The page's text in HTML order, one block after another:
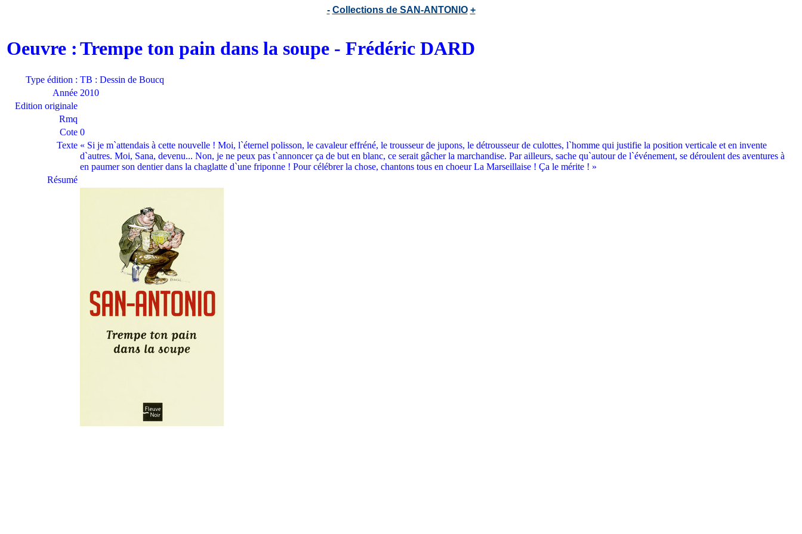
- Collections de SAN-ANTONIO +
Oeuvre :Trempe ton pain dans la soupe - Frédéric DARD
Type édition : TB : Dessin de Boucq
Année 2010
Edition originale
Rmq
Cote 0
Texte « Si je m`attendais à cette nouvelle ! Moi, l`éternel polisson, le cavaleur effréné, le trousseur de jupons, le détrousseur de culottes, l`homme qui justifie la position verticale et en invente
d`autres. Moi, Sana, devenu... Non, je ne peux pas t`annoncer ça de but en blanc, ce serait gâcher la marchandise. Par ailleurs, sache qu`autour de l`événement, se déroulent des aventures à
en paumer son dentier dans la chaglatte d`une friponne ! Pour célébrer la chose, chantons tous en choeur La Marseillaise ! Ça le mérite ! »
Résumé